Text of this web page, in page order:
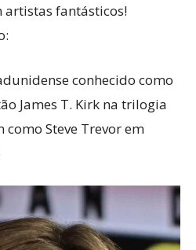
artistas fantásticos!
conhecido como
James T. Kirk na trilogia
como Steve Trevor em